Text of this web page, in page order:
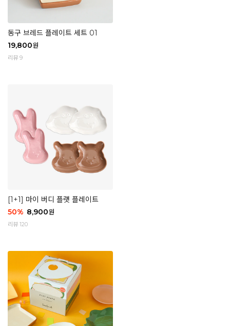
동구 브레드 플레이트 세트 01
19,800원
리뷰 9
[1+1] 마이 버디 플랫 플레이트
50% 8,900원
리뷰 120